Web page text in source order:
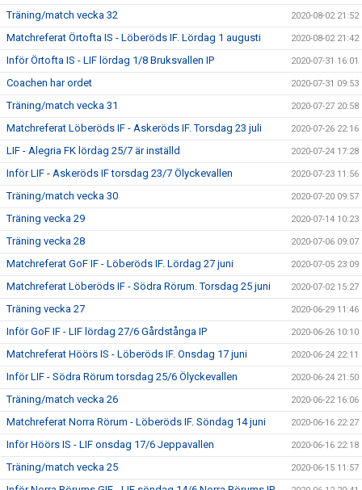
Träning/match vecka 32 2020-08-02 21:52
Matchreferat Örtofta IS - Löberöds IF. Lördag 1 augusti 2020-08-02 21:42
Inför Örtofta IS - LIF lördag 1/8 Bruksvallen IP 2020-07-31 16:01
Coachen har ordet 2020-07-31 09:53
Träning/match vecka 31 2020-07-27 20:58
Matchreferat Löberöds IF - Askeröds IF. Torsdag 23 juli 2020-07-26 22:16
LIF - Alegria FK lördag 25/7 är inställd 2020-07-24 17:28
Inför LIF - Askeröds IF torsdag 23/7 Ölyckevallen 2020-07-23 11:56
Träning/match vecka 30 2020-07-20 09:57
Träning vecka 29 2020-07-14 10:23
Träning vecka 28 2020-07-06 09:07
Matchreferat GoF IF - Löberöds IF. Lördag 27 juni 2020-07-05 23:09
Matchreferat Löberöds IF - Södra Rörum. Torsdag 25 juni 2020-07-02 15:27
Träning vecka 27 2020-06-29 11:46
Inför GoF IF - LIF lördag 27/6 Gårdstånga IP 2020-06-26 10:10
Matchreferat Höörs IS - Löberöds IF. Onsdag 17 juni 2020-06-24 22:11
Inför LIF - Södra Rörum torsdag 25/6 Ölyckevallen 2020-06-24 21:50
Träning/match vecka 26 2020-06-22 16:06
Matchreferat Norra Rörum - Löberöds IF. Söndag 14 juni 2020-06-16 22:27
Inför Höörs IS - LIF onsdag 17/6 Jeppavallen 2020-06-16 22:18
Träning/match vecka 25 2020-06-15 11:57